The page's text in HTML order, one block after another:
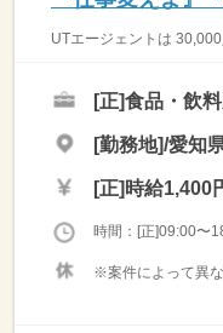
UTエージェントは
[正]食品・飲
[勤務地]/愛知
[正] 時給1,400
時間：[正]09:00〜
※案件によって異